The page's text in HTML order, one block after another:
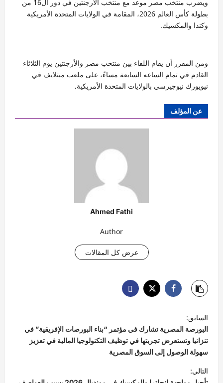
ويضرب منتخب مصر موعد مع منتخب الأرجنتين في دور ال16 من
بطولة كأس العالم 2026، المقامة في الولايات المتحدة الأمريكية
وكندا والمكسيك.
ومن المقرر أن يقام اللقاء بين منتخب مصر والأرجنتين يوم الثلاثاء
القادم في تمام الساعه السابعة مساءً، على ملعب ميتلايف في
نيويورك نيوجيرسي بالولايات المتحدة الأمريكية.
عن المؤلف
Ahmed Fathi
Author
عرض كل المقالات
ت
ص
فّ
ح
ا
السابق:
البورصة المصرية تشارك في مؤتمر “بناء البورصات الإفريقية” في
تنزانيا وتستعرض تجربتها في توظيف التكنولوجيا المالية في تعزيز
سهولة الوصول إلى السوق المصرية
التالي: